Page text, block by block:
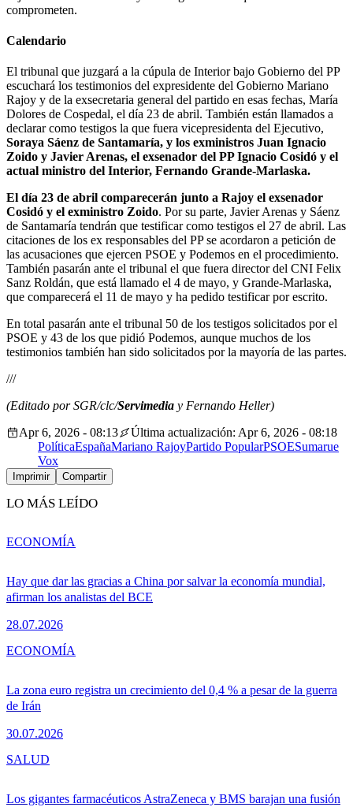
comprometen.
Calendario
El tribunal que juzgará a la cúpula de Interior bajo Gobierno del PP
escuchará los testimonios del expresidente del Gobierno Mariano
Rajoy y de la exsecretaria general del partido en esas fechas, María
Dolores de Cospedal, el día 23 de abril. También están llamados a
declarar como testigos la que fuera vicepresidenta del Ejecutivo,
Soraya Sáenz de Santamaría, y los exministros Juan Ignacio
Zoido y Javier Arenas, el exsenador del PP Ignacio Cosidó y el
actual ministro del Interior, Fernando Grande-Marlaska.
El día 23 de abril comparecerán junto a Rajoy el exsenador
Cosidó y el exministro Zoido. Por su parte, Javier Arenas y Sáenz
de Santamaría tendrán que testificar como testigos el 27 de abril. Las
citaciones de los ex responsables del PP se acordaron a petición de
las acusaciones que ejercen PSOE y Podemos en el procedimiento.
También pasarán ante el tribunal el que fuera director del CNI Felix
Sanz Roldán, que está llamado el 4 de mayo, y Grande-Marlaska,
que comparecerá el 11 de mayo y ha pedido testificar por escrito.
En total pasarán ante el tribunal 50 de los testigos solicitados por el
PSOE y 43 de los que pidió Podemos, aunque muchos de los
testimonios también han sido solicitados por la mayoría de las partes.
///
(Editado por SGR/clc/Servimedia y Fernando Heller)
Apr 6, 2026 - 08:13
Última actualización: Apr 6, 2026 - 08:18
PolíticaEspañaMariano RajoyPartido PopularPSOESumarue
Vox
Imprimir Compartir
LO MÁS LEÍDO
Hay que dar las gracias a China por salvar la economía mundial,
afirman los analistas del BCE
28.07.2026
ECONOMÍA
La zona euro registra un crecimiento del 0,4 % a pesar de la guerra
de Irán
30.07.2026
ECONOMÍA
Los gigantes farmacéuticos AstraZeneca y BMS barajan una fusión
SALUD